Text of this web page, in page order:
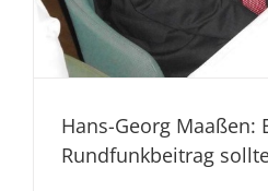
Hans-Georg Maaßen:
Rundfunkbeitrag